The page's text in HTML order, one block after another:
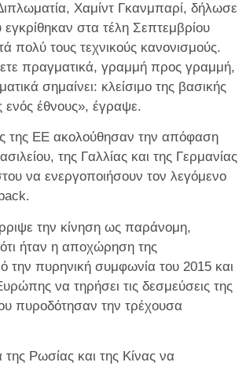
Χαμίντ Γκανμπαρί, δήλωσε
εγκρίθηκαν στα τέλη Σεπτεμβρίου
πολύ τους τεχνικούς κανονισμούς.
πραγματικά, γραμμή προς γραμμή,
σημαίνει: κλείσιμο της βασικής
ενός έθνους», έγραψε.
της ΕΕ ακολούθησαν την απόφαση
της Γαλλίας και της Γερμανίας
να ενεργοποιήσουν τον λεγόμενο
την κίνηση ως παράνομη,
ήταν η αποχώρηση της
την πυρηνική συμφωνία του 2015 και
να τηρήσει τις δεσμεύσεις της
πυροδότησαν την τρέχουσα
Ρωσίας και της Κίνας να